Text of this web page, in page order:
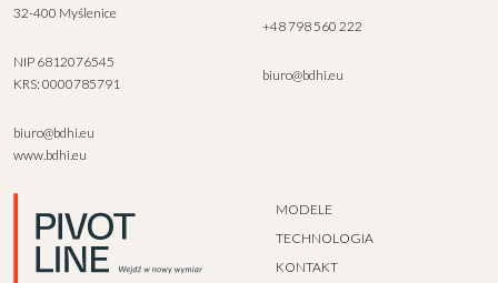
32-400 Myślenice
NIP 6812076545
KRS: 0000785791
biuro@bdhi.eu
www.bdhi.eu
+48 798 560 222
biuro@bdhi.eu
MODELE
TECHNOLOGIA
KONTAKT